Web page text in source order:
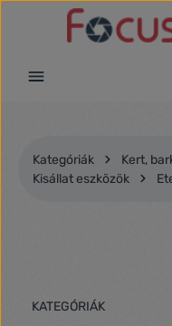
Ugrás a fő tartalomra
Kategóriák
Kert,
Kisállat eszközök
KATEGÓRIÁK